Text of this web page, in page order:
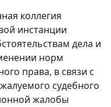
коллегия
инстанции
дела и
норм
права, в связи с
судебного
жалобы